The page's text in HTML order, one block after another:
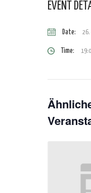
EVENT
Date: 26.
Time: